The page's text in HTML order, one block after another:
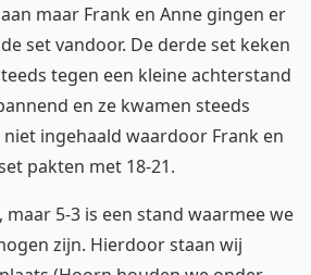
maar Frank en Anne gingen er
set vandoor. De derde set keken
tegen een kleine achterstand
en ze kwamen steeds
ingehaald waardoor Frank en
pakten met 18-21.
maar 5-3 is een stand waarmee we
zijn. Hierdoor staan wij